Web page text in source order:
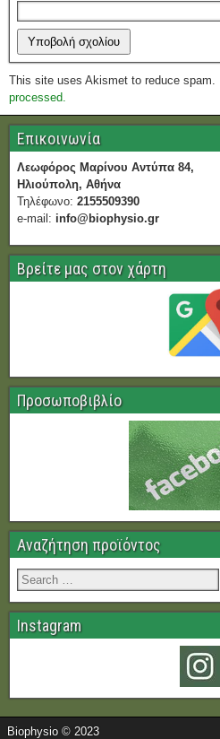
This site uses Akismet to reduce spam.
processed.
Επικοινωνία
Λεωφόρος Μαρίνου Αντύπα 84,
Ηλιούπολη, Αθήνα
Τηλέφωνο: 2155509390
e-mail: info@biophysio.gr
Βρείτε μας στον χάρτη
Προσωποβιβλίο
Αναζήτηση προϊόντος
Instagram
Biophysio © 2023